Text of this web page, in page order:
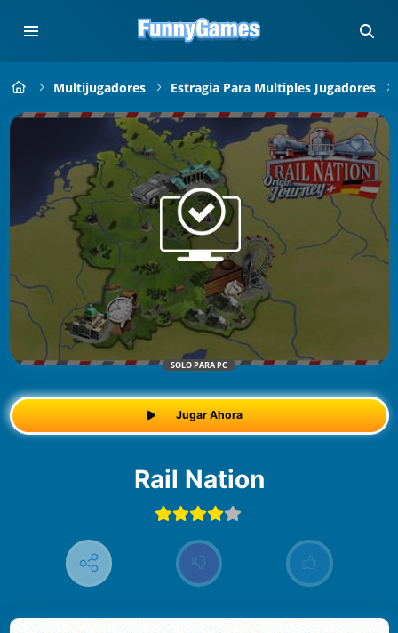
Multijugadores Estragia Para Multiples Jugadores
SOLO PARA PC
Jugar Ahora
Rail Nation